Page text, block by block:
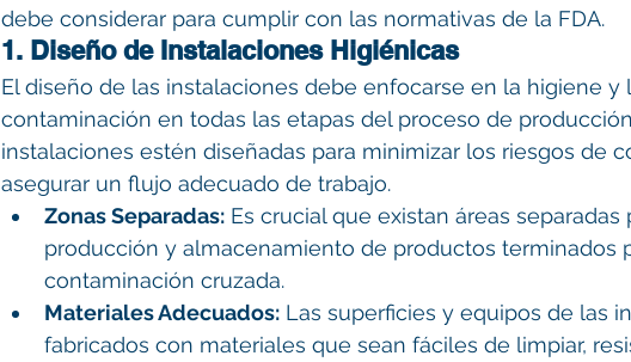
debe considerar para cumplir con las normativas de la FDA.
1. Diseño de Instalaciones Higiénicas
El diseño de las instalaciones debe enfocarse en la higiene y
contaminación en todas las etapas del proceso de
instalaciones estén diseñadas para minimizar los riesgos de
asegurar un flujo adecuado de trabajo.
Zonas Separadas: Es crucial que existan áreas separadas
producción y almacenamiento de productos terminados
contaminación cruzada.
Materiales Adecuados: Las superficies y equipos de las
fabricados con materiales que sean fáciles de limpiar,